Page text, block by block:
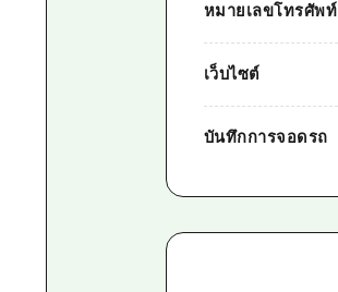
หมายเลขโทรศัพท์
เว็บไซต์
บันทึกการจอดรถ